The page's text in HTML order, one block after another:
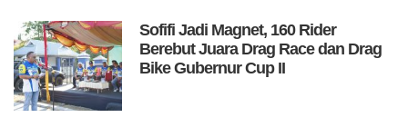
Sofifi Jadi Magnet, 160 Rider
Berebut Juara Drag Race dan Drag
Bike Gubernur Cup II